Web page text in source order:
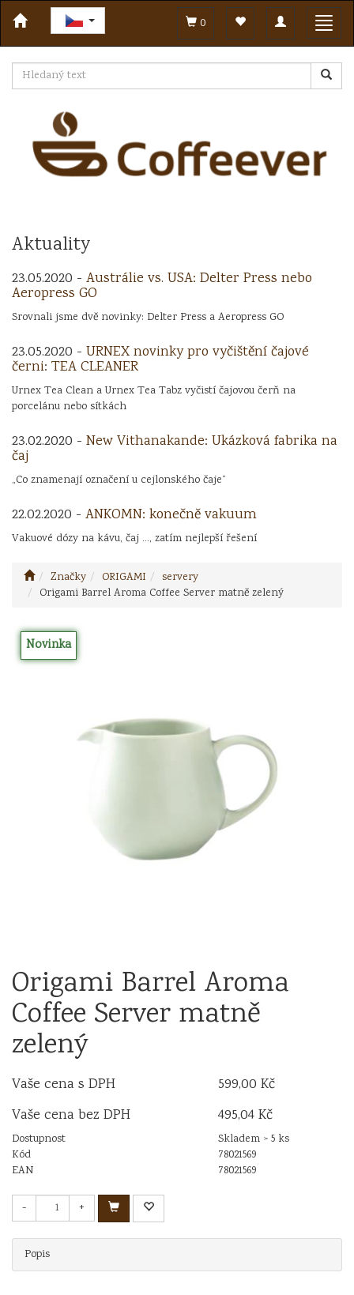
Toggle
navigation
0
Aktuality
23.05.2020 - Austrálie vs. USA: Delter Press nebo
Aeropress GO
Srovnali jsme dvě novinky: Delter Press a Aeropress GO
23.05.2020 - URNEX novinky pro vyčištění čajové
černi: TEA CLEANER
Urnex Tea Clean a Urnex Tea Tabz vyčistí čajovou čerň na
porcelánu nebo sítkách
23.02.2020 - New Vithanakande: Ukázková fabrika na
čaj
„Co znamenají označení u cejlonského čaje“
22.02.2020 - ANKOMN: konečně vakuum
Vakuové dózy na kávu, čaj ..., zatím nejlepší řešení
Značky ORIGAMI
servery
Origami Barrel Aroma Coffee Server matně zelený
Novinka
Origami Barrel Aroma
Coffee Server matně
zelený
Vaše cena s DPH
599,00 Kč
Vaše cena bez DPH
495,04 Kč
Dostupnost
Skladem > 5 ks
Kód
78021569
EAN
78021569
- +
Popis